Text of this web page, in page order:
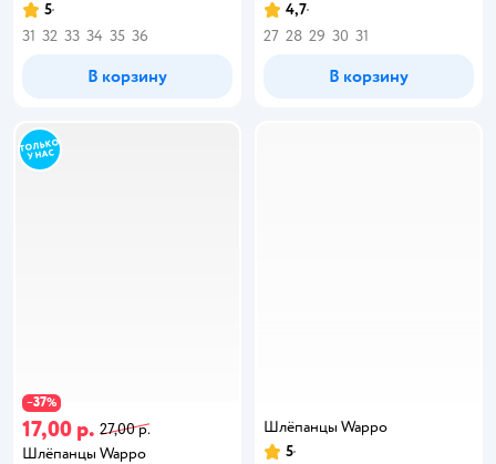
5
31 32 33 34 35 36
В корзину
4,7
27 28 29 30 31
В корзину
−37%
17,00 р. 27,00 р.
Шлёпанцы Wappo
Шлёпанцы Wappo
5